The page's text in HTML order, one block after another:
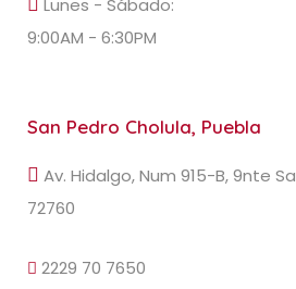
Lunes - Sábado:
9:00AM - 6:30PM
San Pedro Cholula, Puebla
Av. Hidalgo, Num 915-B, 9nte
72760
2229 70 7650